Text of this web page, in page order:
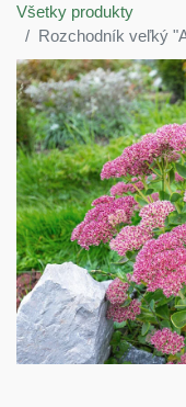
Všetky produkty
Rozchodník veľký